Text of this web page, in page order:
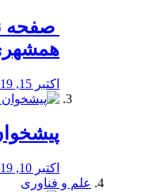
صفحه
اکتبر 15, 2019
اکتبر 10, 2019
علم و فناوری